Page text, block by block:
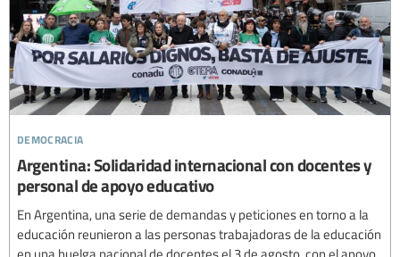
democracia
Argentina: Solidaridad internacional con docentes y
personal de apoyo educativo
En Argentina, una serie de demandas y peticiones en torno a la
educación reunieron a las personas trabajadoras de la educación